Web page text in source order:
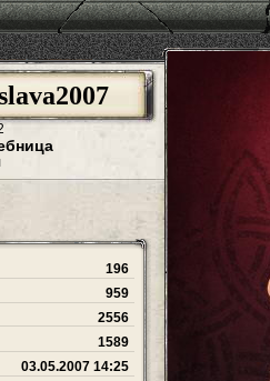
196
959
2556
1589
03.05.2007 14:25